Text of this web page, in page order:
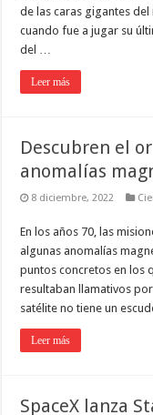
de las caras gigantes
cuando fue a jugar su
del …
Leer más
Descubren el
anomalías
8 diciembre, 2022
En los años 70, las
algunas anomalías
puntos concretos en los
resultaban llamativos
satélite no tiene un
Leer más
SpaceX lanza